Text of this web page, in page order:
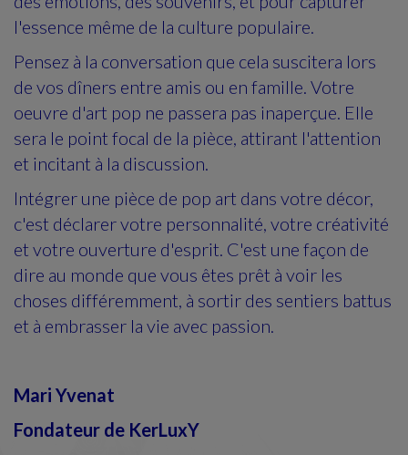
l'essence même de la culture populaire.
Pensez à la conversation que cela suscitera lors
de vos dîners entre amis ou en famille. Votre
oeuvre d'art pop ne passera pas inaperçue. Elle
sera le point focal de la pièce, attirant l'attention
et incitant à la discussion.
Intégrer une pièce de pop art dans votre décor,
c'est déclarer votre personnalité, votre créativité
et votre ouverture d'esprit. C'est une façon de
dire au monde que vous êtes prêt à voir les
choses différemment, à sortir des sentiers battus
et à embrasser la vie avec passion.
Mari Yvenat
Fondateur de KerLuxY